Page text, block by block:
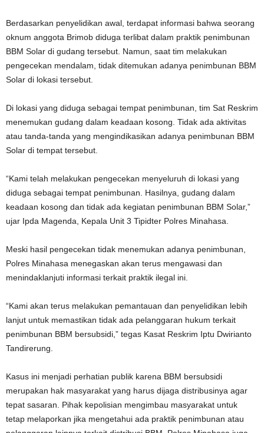
Berdasarkan penyelidikan awal, terdapat informasi bahwa seorang
oknum anggota Brimob diduga terlibat dalam praktik penimbunan
BBM Solar di gudang tersebut. Namun, saat tim melakukan
pengecekan mendalam, tidak ditemukan adanya penimbunan BBM
Solar di lokasi tersebut.
Di lokasi yang diduga sebagai tempat penimbunan, tim Sat Reskrim
menemukan gudang dalam keadaan kosong. Tidak ada aktivitas
atau tanda-tanda yang mengindikasikan adanya penimbunan BBM
Solar di tempat tersebut.
“Kami telah melakukan pengecekan menyeluruh di lokasi yang
diduga sebagai tempat penimbunan. Hasilnya, gudang dalam
keadaan kosong dan tidak ada kegiatan penimbunan BBM Solar,”
ujar Ipda Magenda, Kepala Unit 3 Tipidter Polres Minahasa.
Meski hasil pengecekan tidak menemukan adanya penimbunan,
Polres Minahasa menegaskan akan terus mengawasi dan
menindaklanjuti informasi terkait praktik ilegal ini.
“Kami akan terus melakukan pemantauan dan penyelidikan lebih
lanjut untuk memastikan tidak ada pelanggaran hukum terkait
penimbunan BBM bersubsidi,” tegas Kasat Reskrim Iptu Dwirianto
Tandirerung.
Kasus ini menjadi perhatian publik karena BBM bersubsidi
merupakan hak masyarakat yang harus dijaga distribusinya agar
tepat sasaran. Pihak kepolisian mengimbau masyarakat untuk
tetap melaporkan jika mengetahui ada praktik penimbunan atau